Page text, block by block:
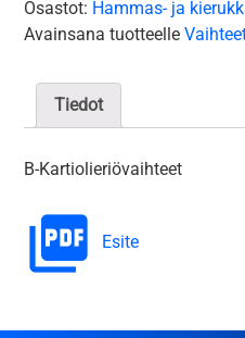
Osastot: Hammas- ja
Avainsana tuotteelle
Tiedot
B-Kartiolieriövaihteet
Esite